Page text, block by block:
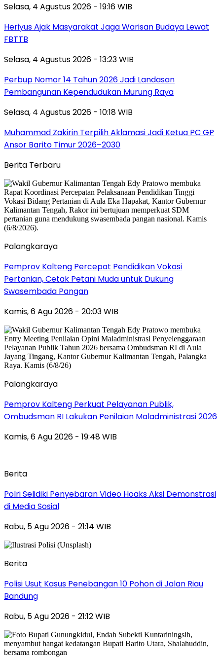
Selasa, 4 Agustus 2026 - 19:16 WIB
Heriyus Ajak Masyarakat Jaga Warisan Budaya Lewat
FBTTB
Selasa, 4 Agustus 2026 - 13:23 WIB
Perbup Nomor 14 Tahun 2026 Jadi Landasan
Pembangunan Kependudukan Murung Raya
Selasa, 4 Agustus 2026 - 10:18 WIB
Muhammad Zakirin Terpilih Aklamasi Jadi Ketua PC GP
Ansor Barito Timur 2026–2030
Berita Terbaru
Palangkaraya
Pemprov Kalteng Percepat Pendidikan Vokasi
Pertanian, Cetak Petani Muda untuk Dukung
Swasembada Pangan
Kamis, 6 Agu 2026 - 20:03 WIB
Palangkaraya
Pemprov Kalteng Perkuat Pelayanan Publik,
Ombudsman RI Lakukan Penilaian Maladministrasi 2026
Kamis, 6 Agu 2026 - 19:48 WIB
Berita
Polri Selidiki Penyebaran Video Hoaks Aksi Demonstrasi
di Media Sosial
Rabu, 5 Agu 2026 - 21:14 WIB
Berita
Polisi Usut Kasus Penebangan 10 Pohon di Jalan Riau
Bandung
Rabu, 5 Agu 2026 - 21:12 WIB